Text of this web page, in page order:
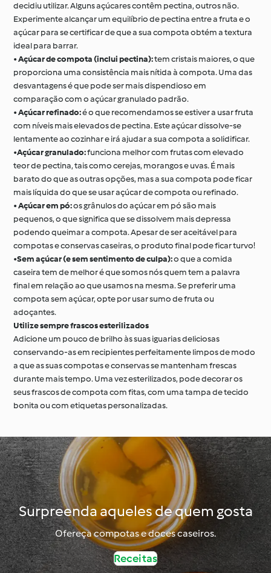
decidiu utilizar. Alguns açúcares contêm pectina, outros não.
Experimente alcançar um equilíbrio de pectina entre a fruta e o
açúcar para se certificar de que a sua compota obtém a textura
ideal para barrar.
•Açúcar de compota (inclui pectina):tem cristais maiores, o que
proporciona uma consistência mais nítida à compota. Uma das
desvantagens é que pode ser mais dispendioso em
comparação com o açúcar granulado padrão.
•Açúcar refinado:é o que recomendamos se estiver a usar fruta
com níveis mais elevados de pectina. Este açúcar dissolve-se
lentamente ao cozinhar e irá ajudar a sua compota a solidificar.
•Açúcar granulado:funciona melhor com frutas com elevado
teor de pectina, tais como cerejas, morangos e uvas. É mais
barato do que as outras opções, mas a sua compota pode ficar
mais líquida do que se usar açúcar de compota ou refinado.
•Açúcar em pó:os grânulos do açúcar em pó são mais
pequenos, o que significa que se dissolvem mais depressa
podendo queimar a compota. Apesar de ser aceitável para
compotas e conservas caseiras, o produto final pode ficar turvo!
•Sem açúcar (e sem sentimento de culpa):o que a comida
caseira tem de melhor é que somos nós quem tem a palavra
final em relação ao que usamos na mesma. Se preferir uma
compota sem açúcar, opte por usar sumo de fruta ou
adoçantes.
Utilize sempre frascos esterilizados
Adicione um pouco de brilho às suas iguarias deliciosas
conservando-as em recipientes perfeitamente limpos de modo
a que as suas compotas e conservas se mantenham frescas
durante mais tempo. Uma vez esterilizados, pode decorar os
seus frascos de compota com fitas, com uma tampa de tecido
bonita ou com etiquetas personalizadas.
Surpreenda aqueles de quem gosta
Ofereça compotas e doces caseiros.
Receitas